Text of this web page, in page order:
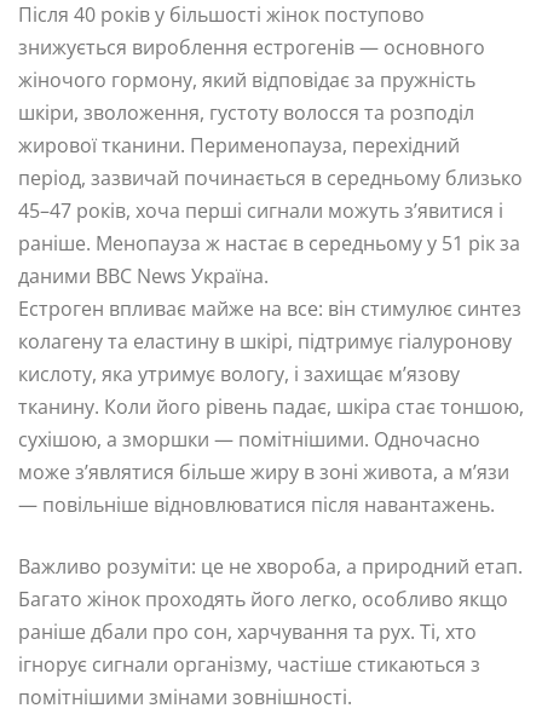
Після 40 років у більшості жінок поступово
знижується вироблення естрогенів — основного
жіночого гормону, який відповідає за пружність
шкіри, зволоження, густоту волосся та розподіл
жирової тканини. Перименопауза, перехідний
період, зазвичай починається в середньому близько
45–47 років, хоча перші сигнали можуть з’явитися і
раніше. Менопауза ж настає в середньому у 51 рік за
даними BBC News Україна.
Естроген впливає майже на все: він стимулює синтез
колагену та еластину в шкірі, підтримує гіалуронову
кислоту, яка утримує вологу, і захищає м’язову
тканину. Коли його рівень падає, шкіра стає тоншою,
сухішою, а зморшки — помітнішими. Одночасно
може з’являтися більше жиру в зоні живота, а м’язи
— повільніше відновлюватися після навантажень.
Важливо розуміти: це не хвороба, а природний етап.
Багато жінок проходять його легко, особливо якщо
раніше дбали про сон, харчування та рух. Ті, хто
ігнорує сигнали організму, частіше стикаються з
помітнішими змінами зовнішності.